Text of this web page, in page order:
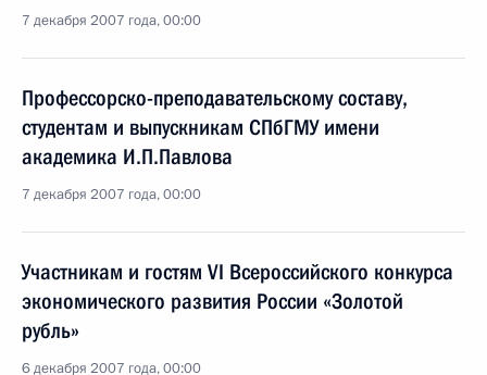
7 декабря 2007 года, 00:00
Профессорско-преподавательскому составу,
студентам и выпускникам СПбГМУ имени
академика И.П.Павлова
7 декабря 2007 года, 00:00
Участникам и гостям VI Всероссийского конкурса
экономического развития России «Золотой
рубль»
6 декабря 2007 года, 00:00